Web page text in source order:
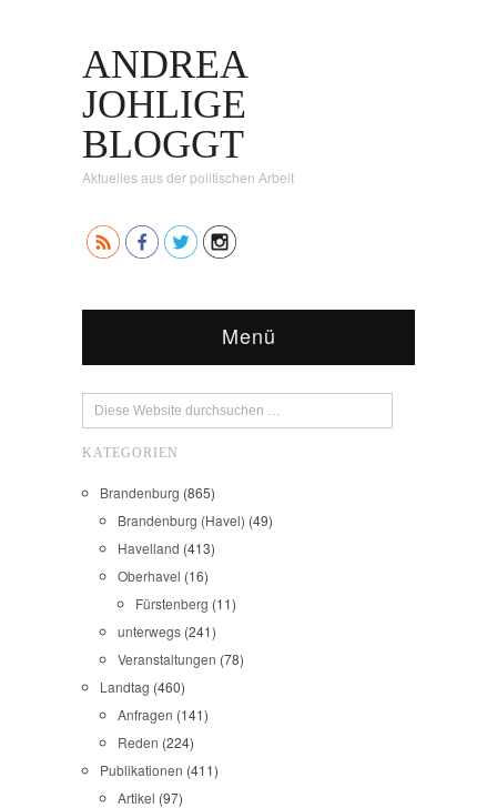
ANDREA
JOHLIGE
BLOGGT
Aktuelles aus der politischen Arbeit
Menü
KATEGORIEN
Brandenburg (865)
Brandenburg (Havel) (49)
Havelland (413)
Oberhavel (16)
Fürstenberg (11)
unterwegs (241)
Veranstaltungen (78)
Landtag (460)
Anfragen (141)
Reden (224)
Publikationen (411)
Artikel (97)